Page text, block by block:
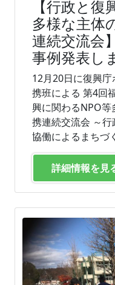
【行政と
多様な主体
連続交流会
事例発表し
12月20日に復興
携班による 第4回
興に関わるNPO
携連続交流会 ～
協働によるまちづ
詳細情報を見